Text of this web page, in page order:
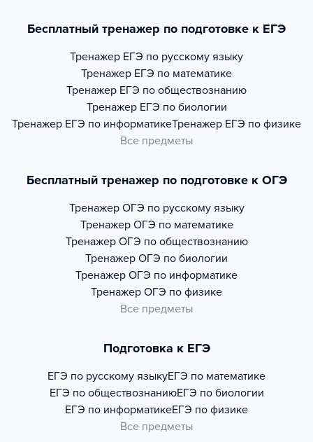
Бесплатный тренажер по подготовке к ЕГЭ
Тренажер ЕГЭ по русскому языку
Тренажер ЕГЭ по математике
Тренажер ЕГЭ по обществознанию
Тренажер ЕГЭ по биологии
Тренажер ЕГЭ по информатикеТренажер ЕГЭ по физике
Все предметы
Бесплатный тренажер по подготовке к ОГЭ
Тренажер ОГЭ по русскому языку
Тренажер ОГЭ по математике
Тренажер ОГЭ по обществознанию
Тренажер ОГЭ по биологии
Тренажер ОГЭ по информатике
Тренажер ОГЭ по физике
Все предметы
Подготовка к ЕГЭ
ЕГЭ по русскому языкуЕГЭ по математике
ЕГЭ по обществознаниюЕГЭ по биологии
ЕГЭ по информатикеЕГЭ по физике
Все предметы